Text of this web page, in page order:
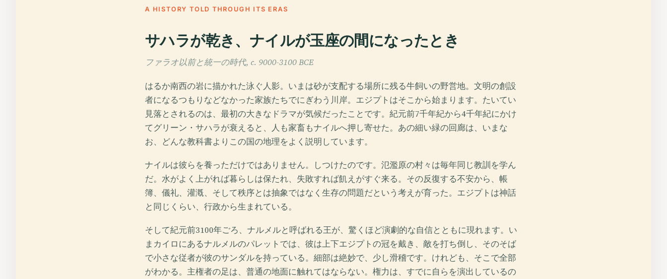
A HISTORY TOLD THROUGH ITS ERAS
サハラが乾き、ナイルが玉座の間になったとき
ファラオ以前と統一の時代, c. 9000-3100 BCE
はるか南西の岩に描かれた泳ぐ人影。いまは砂が支配する場所に残る牛飼いの野営地。文明の創設
者になるつもりなどなかった家族たちでにぎわう川岸。エジプトはそこから始まります。たいてい
見落とされるのは、最初の大きなドラマが気候だったことです。紀元前7千年紀から4千年紀にかけ
てグリーン・サハラが衰えると、人も家畜もナイルへ押し寄せた。あの細い緑の回廊は、いまな
お、どんな教科書よりこの国の地理をよく説明しています。
ナイルは彼らを養っただけではありません。しつけたのです。氾濫原の村々は毎年同じ教訓を学ん
だ。水がよく上がれば暮らしは保たれ、失敗すれば飢えがすぐ来る。その反復する不安から、帳
簿、儀礼、灌漑、そして秩序とは抽象ではなく生存の問題だという考えが育った。エジプトは神話
と同じくらい、行政から生まれている。
そして紀元前3100年ごろ、ナルメルと呼ばれる王が、驚くほど演劇的な自信とともに現れます。い
まカイロにあるナルメルのパレットでは、彼は上下エジプトの冠を戴き、敵を打ち倒し、そのそば
で小さな従者が彼のサンダルを持っている。細部は絶妙で、少し滑稽です。けれども、そこで全部
がわかる。主権者の足は、普通の地面に触れてはならない。権力は、すでに自らを演出しているの